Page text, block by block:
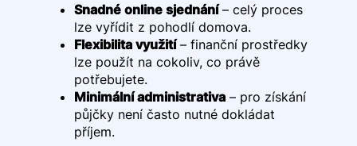
Snadné online sjednání– celý proces
lze vyřídit z pohodlí domova.
Flexibilita využití– finanční prostředky
lze použít na cokoliv, co právě
potřebujete.
Minimální administrativa– pro získání
půjčky není často nutné dokládat
příjem.